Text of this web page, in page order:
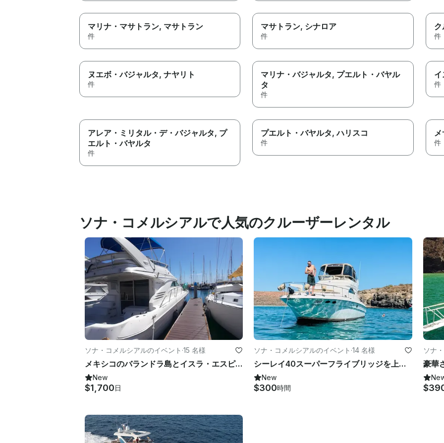
マリナ・マサトラン, マサトラン
件
マサトラン, シナロア
件 件
ヌエボ・バジャルタ, ナヤリト
件
マリナ・バジャルタ, プエルト・バヤル
タ
件
件
アレア・ミリタル・デ・バジャルタ, プ
エルト・バヤルタ
件
プエルト・バヤルタ, ハリスコ
件 件
ソナ・コメルシアルで人気のクルーザーレンタル
ソナ・コメルシアルのイベント ·15 名様
メキシコのバランドラ島とイスラ・エスピリトゥ・サント島への豪華旅行ならシーレイ40分
New
$1,700日
ソナ・コメルシアルのイベント ·14 名様
シーレイ40スーパーフライブリッジを上に搭載した豪華で手頃な価格！
New
$300時間
ソナ